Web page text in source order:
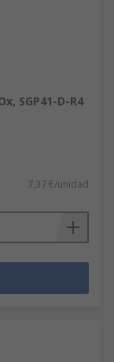
SGP41-D-R4
7,37 €/unidad